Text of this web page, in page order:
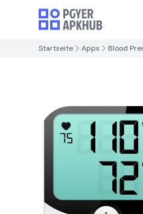
Startseite Apps Blood